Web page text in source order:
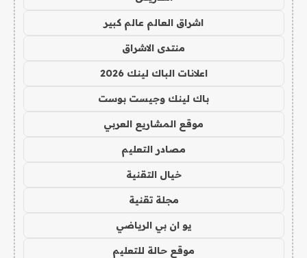
اشراق العالم عالم كبير
منتدى الاشراق
اعلانات الباك لينك 2026
باك لينك وجيست بوست
موقع المشاريع العربي
مصادر التعليم
خيال التقنية
مجلة تقنية
يو ان بي الرياضي
موقع حالة للتعليم